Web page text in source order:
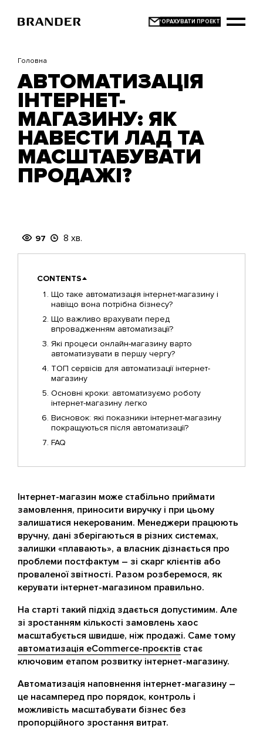
основного
Головна
АВТОМАТИЗАЦІЯ
ІНТЕРНЕТ-
МАГАЗИНУ: ЯК
НАВЕСТИ ЛАД ТА
МАСШТАБУВАТИ
ПРОДАЖІ?
97 8 хв.
CONTENTS
Що таке автоматизація інтернет-магазину і
навіщо вона потрібна бізнесу?
Що важливо врахувати перед
впровадженням автоматизації?
Які процеси онлайн-магазину варто
автоматизувати в першу чергу?
ТОП сервісів для автоматизації інтернет-
магазину
Основні кроки: автоматизуємо роботу
інтернет-магазину легко
Висновок: які показники інтернет-магазину
покращуються після автоматизації?
FAQ
Інтернет-магазин може стабільно приймати
замовлення, приносити виручку і при цьому
залишатися некерованим. Менеджери працюють
вручну, дані зберігаються в різних системах,
залишки «плавають», а власник дізнається про
проблеми постфактум – зі скарг клієнтів або
проваленої звітності. Разом розберемося, як
керувати інтернет-магазином правильно.
На старті такий підхід здається допустимим. Але
зі зростанням кількості замовлень хаос
масштабується швидше, ніж продажі. Саме тому
автоматизація eCommerce-проєктів стає
ключовим етапом розвитку інтернет-магазину.
Автоматизація наповнення інтернет-магазину –
це насамперед про порядок, контроль і
можливість масштабувати бізнес без
пропорційного зростання витрат.